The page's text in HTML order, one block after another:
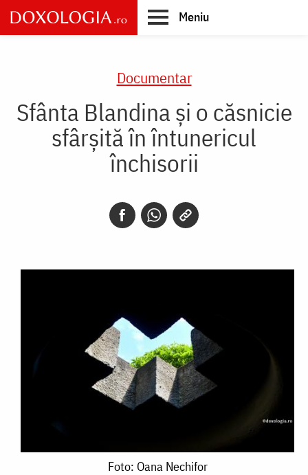
Skip
to
main
Meniu
Documentar
Sfânta Blandina și o căsnicie
sfârșită în întunericul
închisorii
Foto: Oana Nechifor